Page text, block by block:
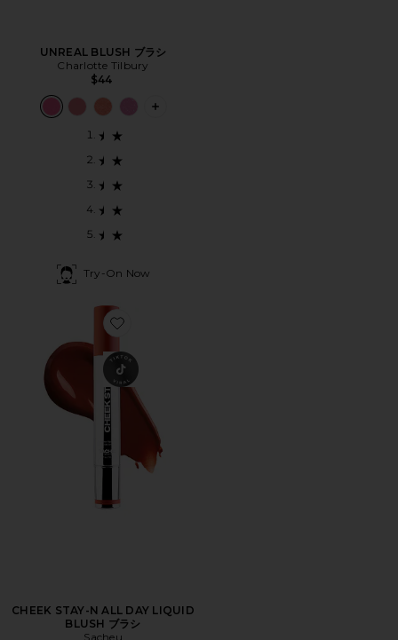
UNREAL BLUSH ブラシ
Charlotte Tilbury
$44
PLUS ICON TO SEE MORE OPTIONS
Try-On Now
Favorite CHEEK STAY-N ALL DAY LIQUID BLUSH ブラ
CHEEK STAY-N ALL DAY LIQUID
BLUSH ブラシ
Sacheu